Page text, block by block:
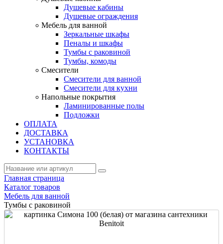
Душевые кабины
Душевые ограждения
Мебель для ванной
Зеркальные шкафы
Пеналы и шкафы
Тумбы с раковиной
Тумбы, комоды
Смесители
Смесители для ванной
Смесители для кухни
Напольные покрытия
Ламинированные полы
Подложки
ОПЛАТА
ДОСТАВКА
УСТАНОВКА
КОНТАКТЫ
Главная страница
Каталог товаров
Мебель для ванной
Тумбы с раковиной